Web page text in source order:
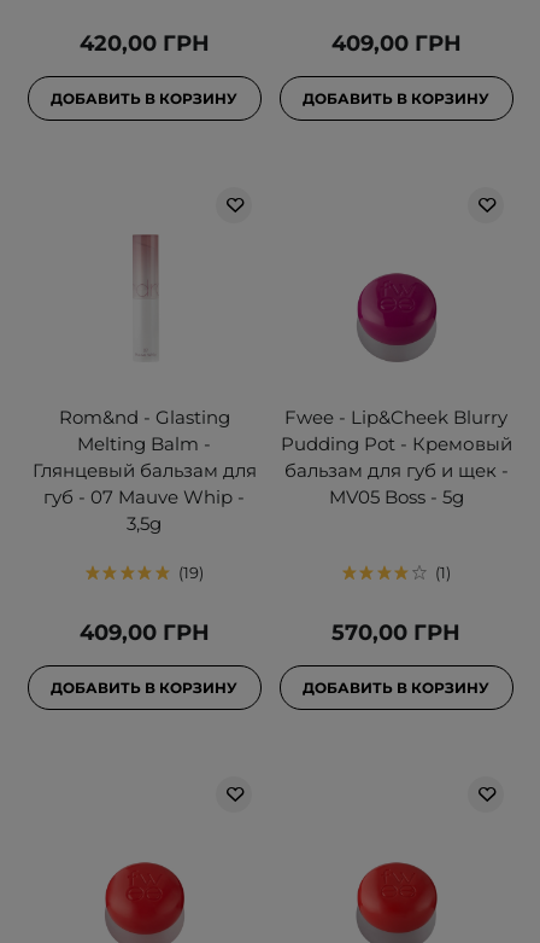
420,00 ГРН
ДОБАВИТЬ В КОРЗИНУ
409,00 ГРН
ДОБАВИТЬ В КОРЗИНУ
Rom&nd - Glasting
Melting Balm -
Глянцевый бальзам для
губ - 07 Mauve Whip -
3,5g
19
409,00 ГРН
ДОБАВИТЬ В КОРЗИНУ
Fwee - Lip&Cheek Blurry
Pudding Pot - Кремовый
бальзам для губ и щек -
MV05 Boss - 5g
1
570,00 ГРН
ДОБАВИТЬ В КОРЗИНУ